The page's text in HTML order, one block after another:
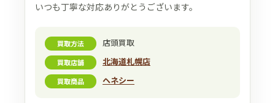
いつも丁寧な対応ありがとうございます。
買取方法 店頭買取
買取店舗 北海道札幌店
買取商品 ヘネシー